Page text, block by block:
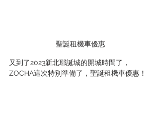
聖誕租機車優惠
又到了2023新北耶誕城的開城時間了，
ZOCHA這次特別準備了，聖誕租機車優惠！